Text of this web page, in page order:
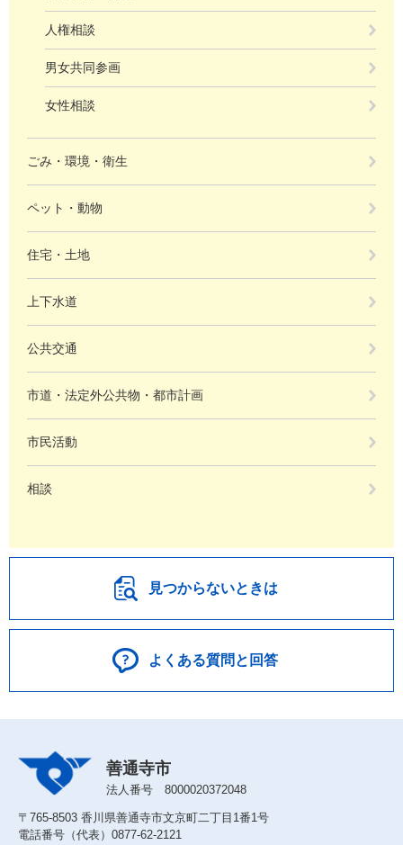
人権相談
男女共同参画
女性相談
ごみ・環境・衛生
ペット・動物
住宅・土地
上下水道
公共交通
市道・法定外公共物・都市計画
市民活動
相談
見つからないときは
よくある質問と回答
善通寺市
法人番号 8000020372048
〒765-8503 香川県善通寺市文京町二丁目1番1号
電話番号（代表）0877-62-2121